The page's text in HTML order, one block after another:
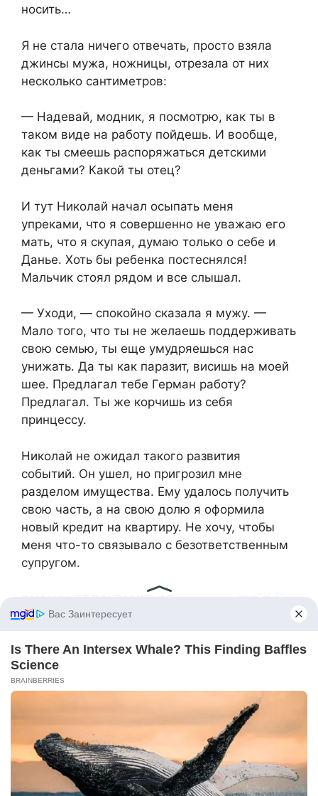
носить…
Я не стала ничего отвечать, просто взяла
джинсы мужа, ножницы, отрезала от них
несколько сантиметров:
— Надевай, модник, я посмотрю, как ты в
таком виде на работу пойдешь. И вообще,
как ты смеешь распоряжаться детскими
деньгами? Какой ты отец?
И тут Николай начал осыпать меня
упреками, что я совершенно не уважаю его
мать, что я скупая, думаю только о себе и
Данье. Хоть бы ребенка постеснялся!
Мальчик стоял рядом и все слышал.
— Уходи, — спокойно сказала я мужу. —
Мало того, что ты не желаешь поддерживать
свою семью, ты еще умудряешься нас
унижать. Да ты как паразит, висишь на моей
шее. Предлагал тебе Герман работу?
Предлагал. Ты же корчишь из себя
принцессу.
Николай не ожидал такого развития
событий. Он ушел, но пригрозил мне
разделом имущества. Ему удалось получить
свою часть, а на свою долю я оформила
новый кредит на квартиру. Не хочу, чтобы
меня что-то связывало с безответственным
супругом.